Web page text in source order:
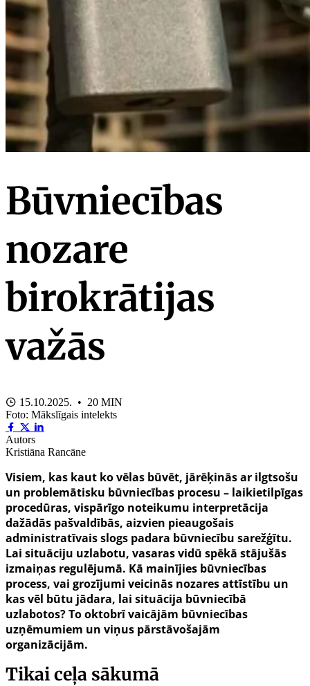
Būvniecības
nozare
birokrātijas
važās
15.10.2025. • 20 MIN
Foto: Mākslīgais intelekts
Autors
Kristiāna Rancāne
Visiem, kas kaut ko vēlas būvēt, jārēķinās ar ilgtsošu
un problemātisku būvniecības procesu – laikietilpīgas
procedūras, vispārīgo noteikumu interpretācija
dažādās pašvaldībās, aizvien pieaugošais
administratīvais slogs padara būvniecību sarežģītu.
Lai situāciju uzlabotu, vasaras vidū spēkā stājušās
izmaiņas regulējumā. Kā mainījies būvniecības
process, vai grozījumi veicinās nozares attīstību un
kas vēl būtu jādara, lai situācija būvniecībā
uzlabotos? To oktobrī vaicājām būvniecības
uzņēmumiem un viņus pārstāvošajām
organizācijām.
Tikai ceļa sākumā